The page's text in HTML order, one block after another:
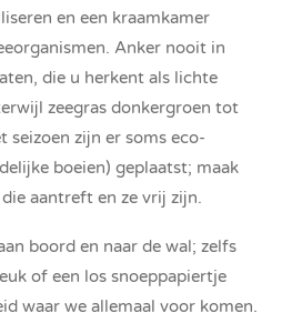
en een kraamkamer
Anker nooit in
die u herkent als lichte
zeegras donkergroen tot
seizoen zijn er soms eco-
boeien) geplaatst; maak
aantreft en ze vrij zijn.
boord en naar de wal; zelfs
of een los snoeppapiertje
waar we allemaal voor komen.